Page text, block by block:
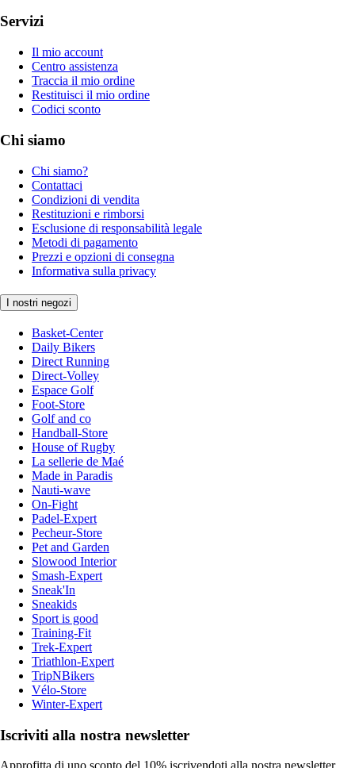
Servizi
Il mio account
Centro assistenza
Traccia il mio ordine
Restituisci il mio ordine
Codici sconto
Chi siamo
Chi siamo?
Contattaci
Condizioni di vendita
Restituzioni e rimborsi
Esclusione di responsabilità legale
Metodi di pagamento
Prezzi e opzioni di consegna
Informativa sulla privacy
I nostri negozi
Basket-Center
Daily Bikers
Direct Running
Direct-Volley
Espace Golf
Foot-Store
Golf and co
Handball-Store
House of Rugby
La sellerie de Maé
Made in Paradis
Nauti-wave
On-Fight
Padel-Expert
Pecheur-Store
Pet and Garden
Slowood Interior
Smash-Expert
Sneak'In
Sneakids
Sport is good
Training-Fit
Trek-Expert
Triathlon-Expert
TripNBikers
Vélo-Store
Winter-Expert
Iscriviti alla nostra newsletter